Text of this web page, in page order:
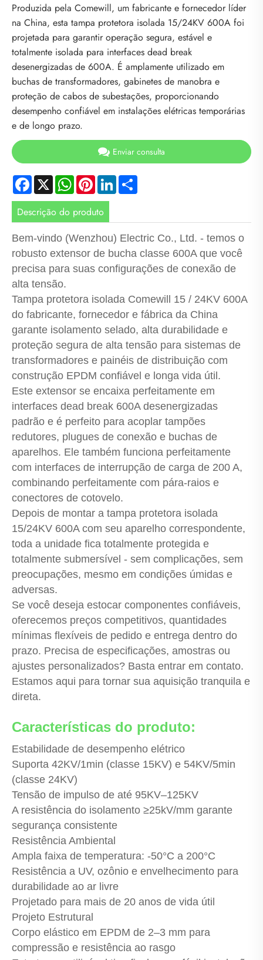
Produzida pela Comewill, um fabricante e fornecedor líder
na China, esta tampa protetora isolada 15/24KV 600A foi
projetada para garantir operação segura, estável e
totalmente isolada para interfaces dead break
desenergizadas de 600A. É amplamente utilizado em
buchas de transformadores, gabinetes de manobra e
proteção de cabos de subestações, proporcionando
desempenho confiável em instalações elétricas temporárias
e de longo prazo.
Enviar consulta
Facebook
X WhatsApp
PinterestLinkedIn
Descrição do produto
Bem-vindo (Wenzhou) Electric Co., Ltd. - temos o
robusto extensor de bucha classe 600A que você
precisa para suas configurações de conexão de
alta tensão.
Tampa protetora isolada Comewill 15 / 24KV 600A
do fabricante, fornecedor e fábrica da China
garante isolamento selado, alta durabilidade e
proteção segura de alta tensão para sistemas de
transformadores e painéis de distribuição com
construção EPDM confiável e longa vida útil.
Este extensor se encaixa perfeitamente em
interfaces dead break 600A desenergizadas
padrão e é perfeito para acoplar tampões
redutores, plugues de conexão e buchas de
aparelhos. Ele também funciona perfeitamente
com interfaces de interrupção de carga de 200 A,
combinando perfeitamente com pára-raios e
conectores de cotovelo.
Depois de montar a tampa protetora isolada
15/24KV 600A com seu aparelho correspondente,
toda a unidade fica totalmente protegida e
totalmente submersível - sem complicações, sem
preocupações, mesmo em condições úmidas e
adversas.
Se você deseja estocar componentes confiáveis,
oferecemos preços competitivos, quantidades
mínimas flexíveis de pedido e entrega dentro do
prazo. Precisa de especificações, amostras ou
ajustes personalizados? Basta entrar em contato.
Estamos aqui para tornar sua aquisição tranquila e
direta.
Características do produto:
Estabilidade de desempenho elétrico
Suporta 42KV/1min (classe 15KV) e 54KV/5min
(classe 24KV)
Tensão de impulso de até 95KV–125KV
A resistência do isolamento ≥25kV/mm garante
segurança consistente
Resistência Ambiental
Ampla faixa de temperatura: -50°C a 200°C
Resistência a UV, ozônio e envelhecimento para
durabilidade ao ar livre
Projetado para mais de 20 anos de vida útil
Projeto Estrutural
Corpo elástico em EPDM de 2–3 mm para
compressão e resistência ao rasgo